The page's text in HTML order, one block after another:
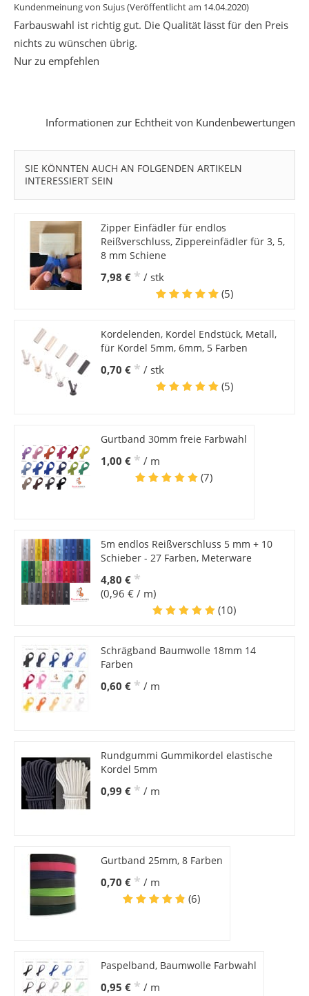
Kundenmeinung von Sujus(Veröffentlicht am 14.04.2020)
Farbauswahl ist richtig gut. Die Qualität lässt für den Preis
nichts zu wünschen übrig.
Nur zu empfehlen
Informationen zur Echtheit von Kundenbewertungen
SIE KÖNNTEN AUCH AN FOLGENDEN ARTIKELN
INTERESSIERT SEIN
Zipper Einfädler für endlos
Reißverschluss, Zippereinfädler für 3, 5,
8 mm Schiene
7,98 € * / stk
(5)
Kordelenden, Kordel Endstück, Metall,
für Kordel 5mm, 6mm, 5 Farben
0,70 € * / stk
(5)
Gurtband 30mm freie Farbwahl
1,00 € * / m
(7)
5m endlos Reißverschluss 5 mm + 10
Schieber - 27 Farben, Meterware
4,80 € *
(0,96 € / m)
(10)
Schrägband Baumwolle 18mm 14
Farben
0,60 € * / m
Rundgummi Gummikordel elastische
Kordel 5mm
0,99 € * / m
Gurtband 25mm, 8 Farben
0,70 € * / m
(6)
Paspelband, Baumwolle Farbwahl
0,95 € * / m